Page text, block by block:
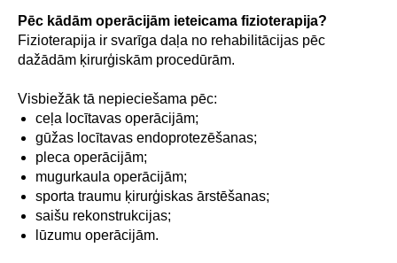
Pēc kādām operācijām ieteicama fizioterapija?
Fizioterapija ir svarīga daļa no rehabilitācijas pēc
dažādām ķirurģiskām procedūrām.
Visbiežāk tā nepieciešama pēc:
ceļa locītavas operācijām;
gūžas locītavas endoprotezēšanas;
pleca operācijām;
mugurkaula operācijām;
sporta traumu ķirurģiskas ārstēšanas;
saišu rekonstrukcijas;
lūzumu operācijām.